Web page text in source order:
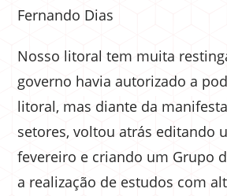
Fernando Dias
Nosso litoral tem muita
governo havia autorizado a
litoral, mas diante da
setores, voltou atrás editando
fevereiro e criando um Grupo
a realização de estudos com